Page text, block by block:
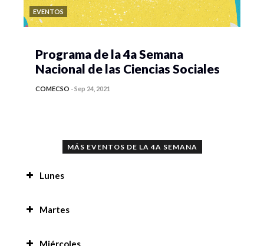
EVENTOS
Programa de la 4a Semana
Nacional de las Ciencias Sociales
COMECSO -Sep 24, 2021
MÁS EVENTOS DE LA 4A SEMANA
Lunes
desde una etnografia digital del sonido, la
en Coyoacán, Cd. De México. 8:00 am
Martes
Miércoles